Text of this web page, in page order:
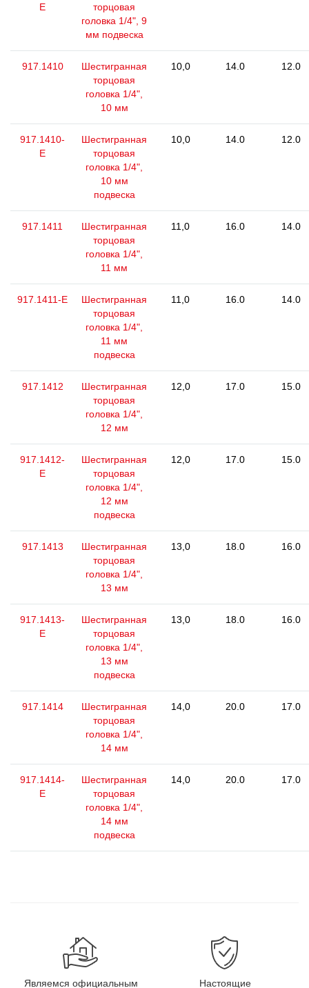
E
торцовая
головка 1/4", 9
мм подвеска
917.1410
Шестигранная
торцовая
головка 1/4",
10 мм
10,0 14.0 12.0
917.1410-
E
Шестигранная
торцовая
головка 1/4",
10 мм
подвеска
10,0 14.0 12.0
917.1411
Шестигранная
торцовая
головка 1/4",
11 мм
11,0 16.0 14.0
917.1411-E
Шестигранная
торцовая
головка 1/4",
11 мм
подвеска
11,0 16.0 14.0
917.1412
Шестигранная
торцовая
головка 1/4",
12 мм
12,0 17.0 15.0
917.1412-
E
Шестигранная
торцовая
головка 1/4",
12 мм
подвеска
12,0 17.0 15.0
917.1413
Шестигранная
торцовая
головка 1/4",
13 мм
13,0 18.0 16.0
917.1413-
E
Шестигранная
торцовая
головка 1/4",
13 мм
подвеска
13,0 18.0 16.0
917.1414
Шестигранная
торцовая
головка 1/4",
14 мм
14,0 20.0 17.0
917.1414-
E
Шестигранная
торцовая
головка 1/4",
14 мм
подвеска
14,0 20.0 17.0
Являемся официальным Настоящие